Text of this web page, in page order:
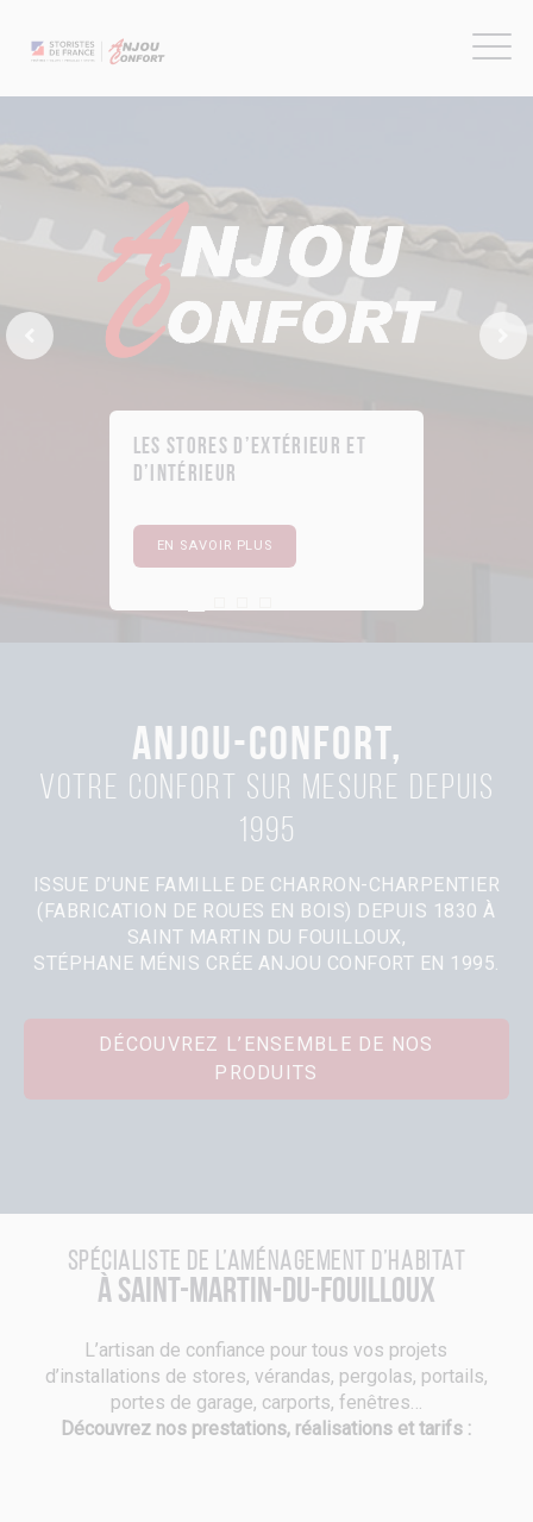
Previous Slide
Les stores d’extérieur et
d’intérieur
EN SAVOIR PLUS
First slide details.
Current Slide
Second slide details.
Third slide details.
Four slide details.
ANJOU-CONFORT,
Votre confort sur mesure depuis
1995
ISSUE D’UNE FAMILLE DE CHARRON-CHARPENTIER
(FABRICATION DE ROUES EN BOIS) DEPUIS 1830 À
SAINT MARTIN DU FOUILLOUX,
STÉPHANE MÉNIS CRÉE ANJOU CONFORT EN 1995.
DÉCOUVREZ L’ENSEMBLE DE NOS
PRODUITS
Spécialiste de l’aménagement d’habitat
à Saint-Martin-du-Fouilloux
L’artisan de confiance pour tous vos projets
d’installations de stores, vérandas, pergolas, portails,
portes de garage, carports, fenêtres…
Découvrez nos prestations, réalisations et tarifs :